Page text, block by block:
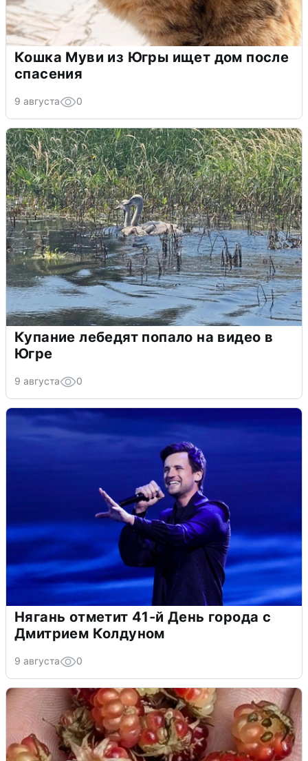
Кошка Муви из Югры ищет дом после
спасения
9 августа 0
Купание лебедят попало на видео в
Югре
9 августа 0
Нягань отметит 41-й День города с
Дмитрием Колдуном
9 августа 0